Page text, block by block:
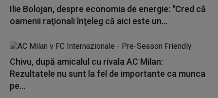
Ilie Bolojan, despre economia de energie: "Cred că
oamenii raţionali înţeleg că aici este un...
Chivu, după amicalul cu rivala AC Milan:
Rezultatele nu sunt la fel de importante ca munca
pe...